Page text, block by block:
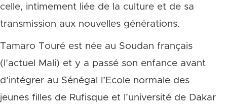
celle, intimement liée de la culture et de sa
transmission aux nouvelles générations.
Tamaro Touré est née au Soudan français
(l’actuel Mali) et y a passé son enfance avant
d’intégrer au Sénégal l’Ecole normale des
jeunes filles de Rufisque et l’université de Dakar